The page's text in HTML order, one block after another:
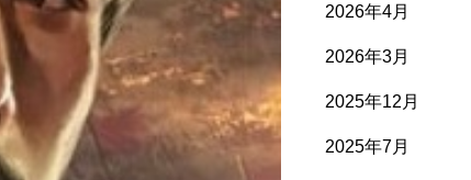
2026年4月
2026年3月
2025年12月
2025年7月